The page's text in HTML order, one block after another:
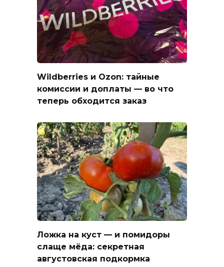
Wildberries и Ozon: тайные
комиссии и доплаты — во что
теперь обходится заказ
Ложка на куст — и помидоры
слаще мёда: секретная
августовская подкормка